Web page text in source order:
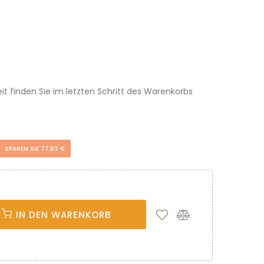
finden Sie im letzten Schritt des Warenkorbs
SPAREN SIE 77,83 €
IN DEN WARENKORB